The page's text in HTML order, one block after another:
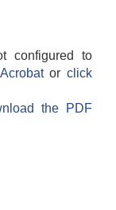
configured to
orclick
the PDF